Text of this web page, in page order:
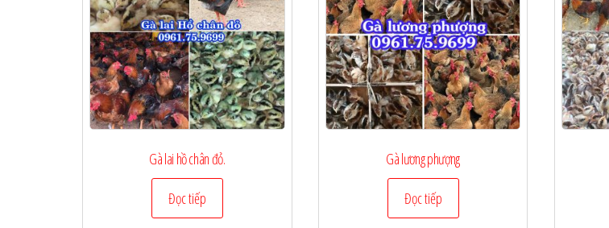
Gà lai hồ chân đỏ.
Đọc tiếp
Gà lương phượng
Đọc tiếp